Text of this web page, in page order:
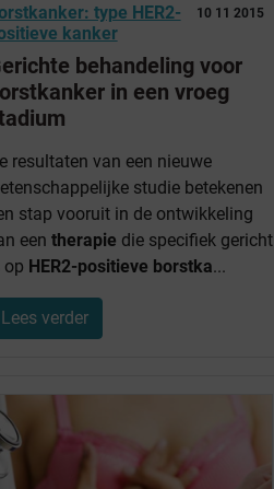
10 11 2015
type HER2-
kanker
behandeling voor
in een vroeg
resultaten van een nieuwe
studie betekenen
stap vooruit in de ontwikkeling
een therapie die specifiek gericht
op HER2-positieve borstka...
Lees verder